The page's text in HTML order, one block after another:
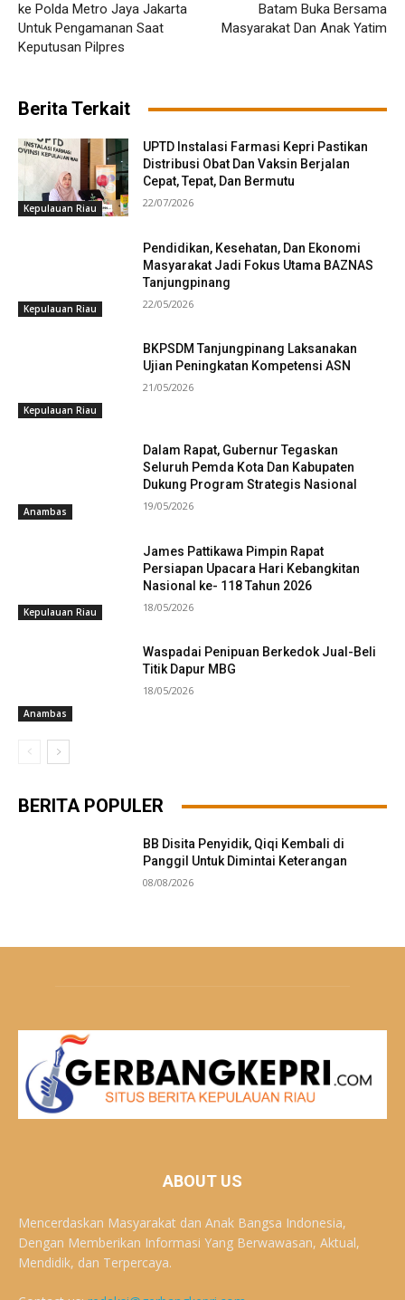
ke Polda Metro Jaya Jakarta
Untuk Pengamanan Saat
Keputusan Pilpres
Batam Buka Bersama
Masyarakat Dan Anak Yatim
Berita Terkait
Kepulauan Riau
UPTD Instalasi Farmasi Kepri Pastikan
Distribusi Obat Dan Vaksin Berjalan
Cepat, Tepat, Dan Bermutu
22/07/2026
Kepulauan Riau
Pendidikan, Kesehatan, Dan Ekonomi
Masyarakat Jadi Fokus Utama BAZNAS
Tanjungpinang
22/05/2026
Kepulauan Riau
BKPSDM Tanjungpinang Laksanakan
Ujian Peningkatan Kompetensi ASN
21/05/2026
Anambas
Dalam Rapat, Gubernur Tegaskan
Seluruh Pemda Kota Dan Kabupaten
Dukung Program Strategis Nasional
19/05/2026
Kepulauan Riau
James Pattikawa Pimpin Rapat
Persiapan Upacara Hari Kebangkitan
Nasional ke- 118 Tahun 2026
18/05/2026
Anambas
Waspadai Penipuan Berkedok Jual-Beli
Titik Dapur MBG
18/05/2026
BERITA POPULER
BB Disita Penyidik, Qiqi Kembali di
Panggil Untuk Dimintai Keterangan
08/08/2026
ABOUT US
Mencerdaskan Masyarakat dan Anak Bangsa Indonesia,
Dengan Memberikan Informasi Yang Berwawasan, Aktual,
Mendidik, dan Terpercaya.